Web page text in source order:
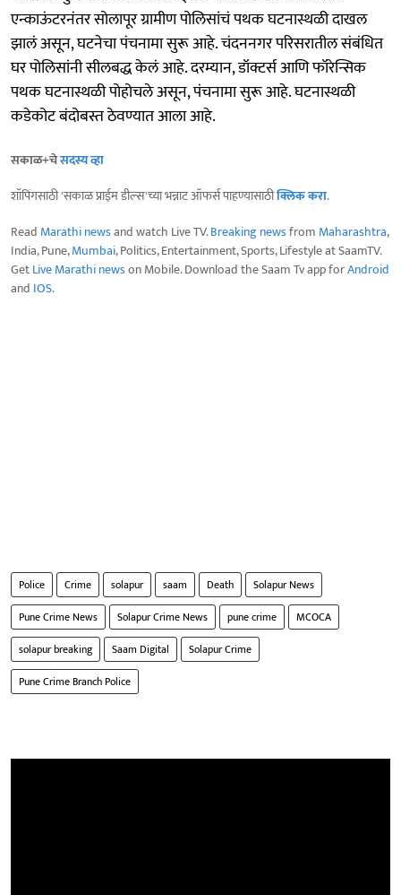
एन्काऊंटरनंतर सोलापूर ग्रामीण पोलिसांचं पथक घटनास्थळी दाखल
झालं असून, घटनेचा पंचनामा सुरू आहे. चंदननगर परिसरातील संबंधित
घर पोलिसांनी सीलबद्ध केलं आहे. दरम्यान, डॉक्टर्स आणि फॉरेन्सिक
पथक घटनास्थळी पोहोचले असून, पंचनामा सुरू आहे. घटनास्थळी
कडेकोट बंदोबस्त ठेवण्यात आला आहे.
सकाळ+चेसदस्य व्हा
शॉपिंगसाठी 'सकाळ प्राईम डील्स'च्या भन्नाट ऑफर्स पाहण्यासाठीक्लिक करा.
Read Marathi newsand watch Live TV.Breaking newsfrom Maharashtra,
India, Pune,Mumbai, Politics, Entertainment, Sports, Lifestyle at SaamTV.
GetLive Marathi newson Mobile. Download the Saam Tv app forAndroid
and IOS.
Police Crime solapur saam Death
Solapur News
Pune Crime News
Solapur Crime News pune crime
MCOCA
solapur breaking
Saam Digital
Solapur Crime
Pune Crime Branch Police